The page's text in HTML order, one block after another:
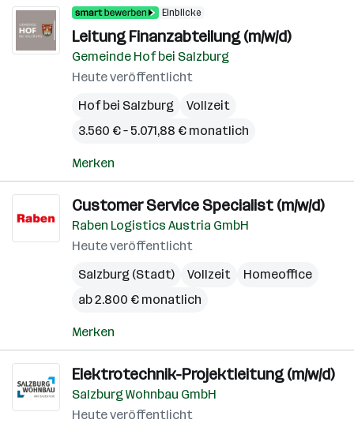
Einblicke
Leitung Finanzabteilung (m/w/d)
Gemeinde Hof bei Salzburg
Heute veröffentlicht
Hof bei Salzburg
Vollzeit
3.560 € – 5.071,88 € monatlich
Merken
Customer Service Specialist (m/w/d)
Raben Logistics Austria GmbH
Heute veröffentlicht
Salzburg (Stadt)
Vollzeit
Homeoffice
ab 2.800 € monatlich
Merken
Elektrotechnik-Projektleitung (m/w/d)
Salzburg Wohnbau GmbH
Heute veröffentlicht